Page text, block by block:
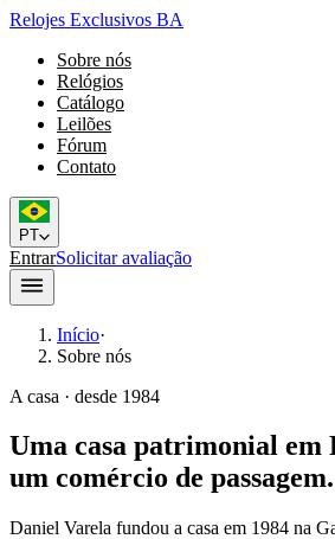
Relojes Exclusivos BA
Sobre nós
Relógios
Catálogo
Leilões
Fórum
Contato
PT
EntrarSolicitar avaliação
Início·
Sobre nós
A casa · desde 1984
Uma casa patrimonial em
um comércio de passagem.
Daniel Varela fundou a casa em 1984 na